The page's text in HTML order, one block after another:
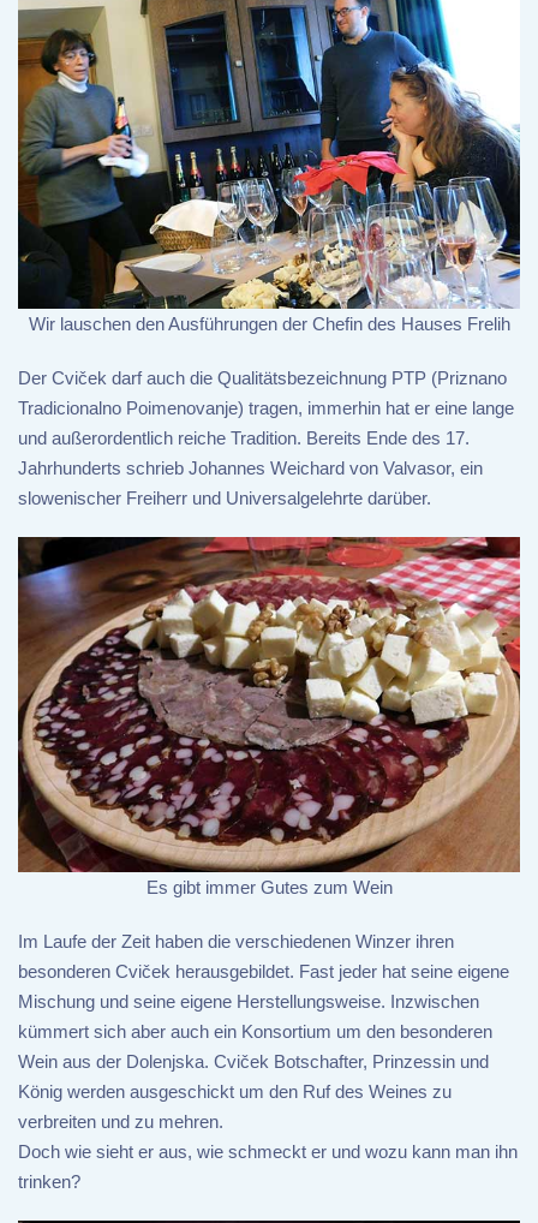
Wir lauschen den Ausführungen der Chefin des Hauses Frelih
Der Cviček darf auch die Qualitätsbezeichnung PTP (Priznano
Tradicionalno Poimenovanje) tragen, immerhin hat er eine lange
und außerordentlich reiche Tradition. Bereits Ende des 17.
Jahrhunderts schrieb Johannes Weichard von Valvasor, ein
slowenischer Freiherr und Universalgelehrte darüber.
Es gibt immer Gutes zum Wein
Im Laufe der Zeit haben die verschiedenen Winzer ihren
besonderen Cviček herausgebildet. Fast jeder hat seine eigene
Mischung und seine eigene Herstellungsweise. Inzwischen
kümmert sich aber auch ein Konsortium um den besonderen
Wein aus der Dolenjska. Cviček Botschafter, Prinzessin und
König werden ausgeschickt um den Ruf des Weines zu
verbreiten und zu mehren.
Doch wie sieht er aus, wie schmeckt er und wozu kann man ihn
trinken?